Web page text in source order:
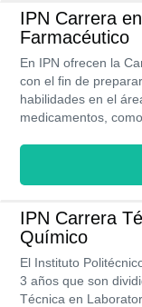
ganan $12,386
Gustavo A. Madero-
IPN Carrera
Farmacéutico
En IPN ofrecen la
con el fin de
habilidades en el
medicamentos,
IPN Carrera
Químico
El Instituto
3 años que son
Técnica en